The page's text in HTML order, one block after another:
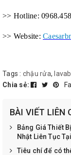
>> Hotline:
>> Website:
Tags : chậu rửa,
Chia sẻ:
BÀI VIẾT LIÊN
Bảng Giá Thiết
Nhật Liên Tục
Tiêu chí để có